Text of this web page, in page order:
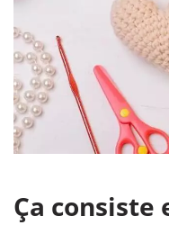
Ça consiste